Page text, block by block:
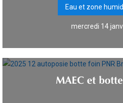
Eau et zone
mercredi 14
MAEC et